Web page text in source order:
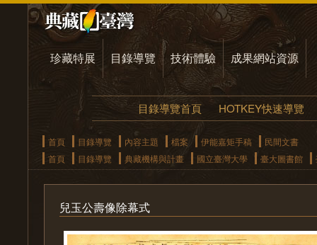
珍藏特展 目錄導覽 技術體驗 成果網站資源
目錄導覽首頁 HOTKEY快速導覽
首頁 目錄導覽 內容主題 檔案 伊能嘉矩手稿
民間文書
首頁
目錄導覽 典藏機構與計畫 國立臺灣大學 臺大圖書館
兒玉公壽像除幕式